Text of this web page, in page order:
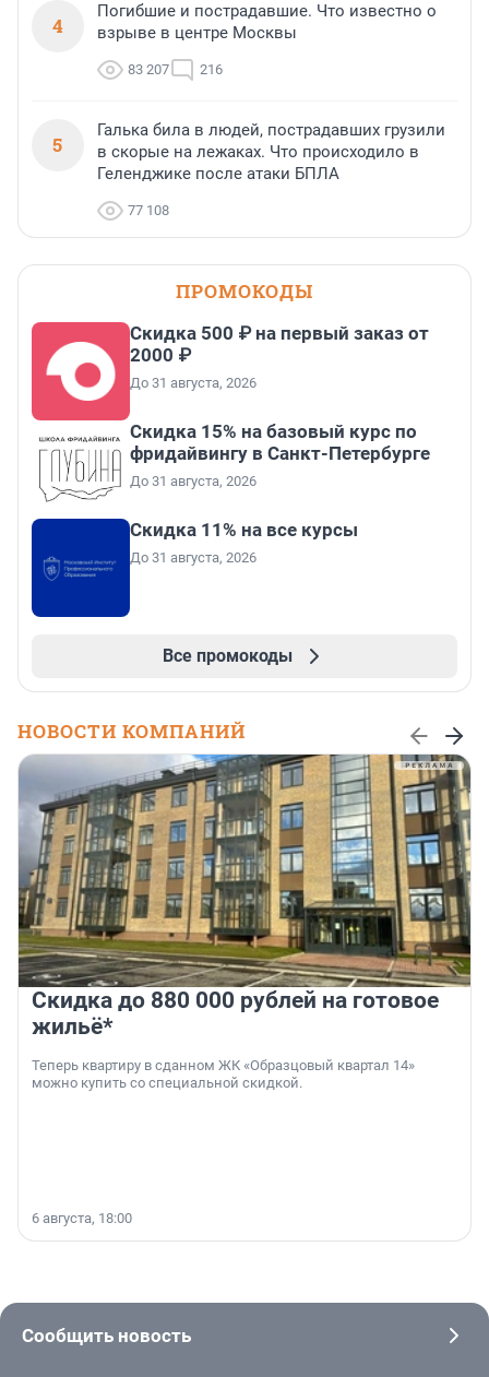
4
Погибшие и пострадавшие. Что известно о
взрыве в центре Москвы
83 207 216
5
Галька била в людей, пострадавших грузили
в скорые на лежаках. Что происходило в
Геленджике после атаки БПЛА
77 108
ПРОМОКОДЫ
Скидка 500 ₽ на первый заказ от
2000 ₽
До 31 августа, 2026
Скидка 15% на базовый курс по
фридайвингу в Санкт-Петербурге
До 31 августа, 2026
Скидка 11% на все курсы
До 31 августа, 2026
Все промокоды
НОВОСТИ КОМПАНИЙ
Скидка до 880 000 рублей на готовое
жильё*
Теперь квартиру в сданном ЖК «Образцовый квартал 14»
можно купить со специальной скидкой.
6 августа, 18:00
Сообщить новость